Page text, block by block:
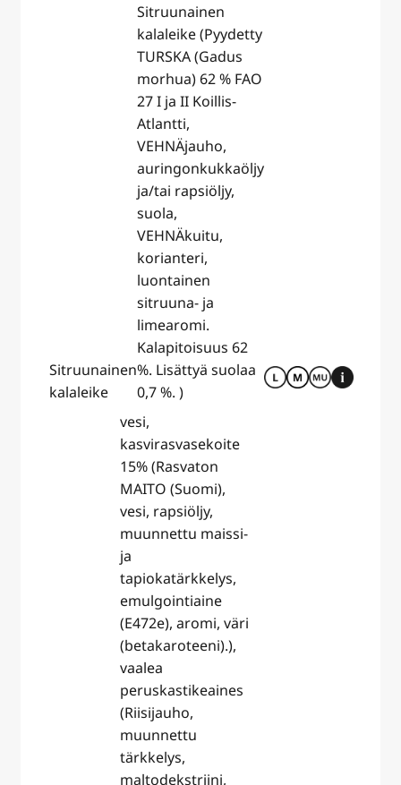
Sitruunainen
kalaleike
Sitruunainen
kalaleike (Pyydetty
TURSKA (Gadus
morhua) 62 % FAO
27 I ja II Koillis-
Atlantti,
VEHNÄjauho,
auringonkukkaöljy
ja/tai rapsiöljy,
suola,
VEHNÄkuitu,
korianteri,
luontainen
sitruuna- ja
limearomi.
Kalapitoisuus 62
%. Lisättyä suolaa
0,7 %. )
vesi,
kasvirasvasekoite
15% (Rasvaton
MAITO (Suomi),
vesi, rapsiöljy,
muunnettu maissi-
ja
tapiokatärkkelys,
emulgointiaine
(E472e), aromi, väri
(betakaroteeni).),
vaalea
peruskastikeaines
(Riisijauho,
muunnettu
tärkkelys,
maltodekstriini,